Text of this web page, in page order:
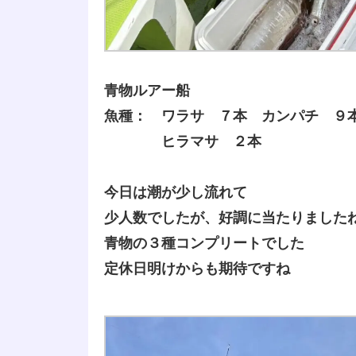
青物ルアー船
魚種： ワラサ ７本 カンパチ ９
ヒラマサ ２本
今日は潮が少し流れて
少人数でしたが、好調に当たりました
青物の３種コンプリートでした
定休日明けからも期待ですね